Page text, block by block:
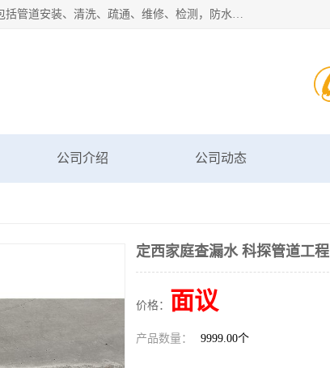
甘肃科探管道工程有限公司成立于2019年，注册地位于甘肃省兰州市。经营范围包括管道安装、清洗、疏通、维修、检测，防水工程，工程钻孔，化粪池清理，暖气安装，给排水管道安装维修，室内外管道如消防、供水、供热管道漏水检测定位，室内外防水堵漏等。
公司介绍 公司动态
定西家庭查漏水 科探管道工程
价格： 面议
产品数量： 9999.00个